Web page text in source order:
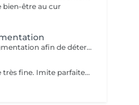
bien-être au cur
Évaluation de la peau et de l'ancienne pigmentation afin de déterminer la faisabilité de la Dermopigmentation. Si nécessaire, un détatouage ou un éclaircissement de la pigmentation existante pourra être recommandé avant la procédure.
Réalisé manuellement à l'aide d'une lame très fine. Imite parfaitement les poils naturels pour un résultat hyper-naturel et structuré.